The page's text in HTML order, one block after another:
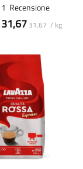
1 Recensione
31,67 31,67 / kg